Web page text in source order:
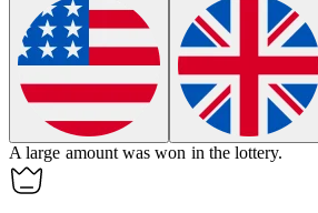
A large amount was won in the lottery.